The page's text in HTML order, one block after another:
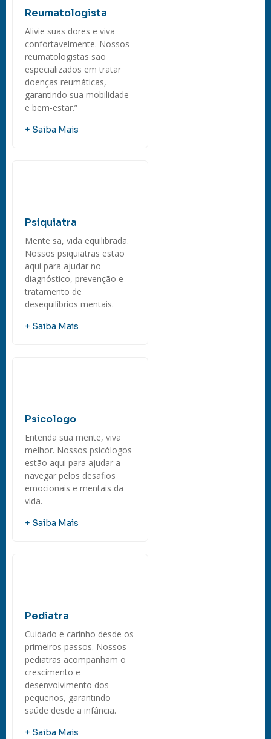
Reumatologista
Alivie suas dores e viva
confortavelmente. Nossos
reumatologistas são
especializados em tratar
doenças reumáticas,
garantindo sua mobilidade
e bem-estar.”
+ Saiba Mais
Psiquiatra
Mente sã, vida equilibrada.
Nossos psiquiatras estão
aqui para ajudar no
diagnóstico, prevenção e
tratamento de
desequilíbrios mentais.
+ Saiba Mais
Psicologo
Entenda sua mente, viva
melhor. Nossos psicólogos
estão aqui para ajudar a
navegar pelos desafios
emocionais e mentais da
vida.
+ Saiba Mais
Pediatra
Cuidado e carinho desde os
primeiros passos. Nossos
pediatras acompanham o
crescimento e
desenvolvimento dos
pequenos, garantindo
saúde desde a infância.
+ Saiba Mais